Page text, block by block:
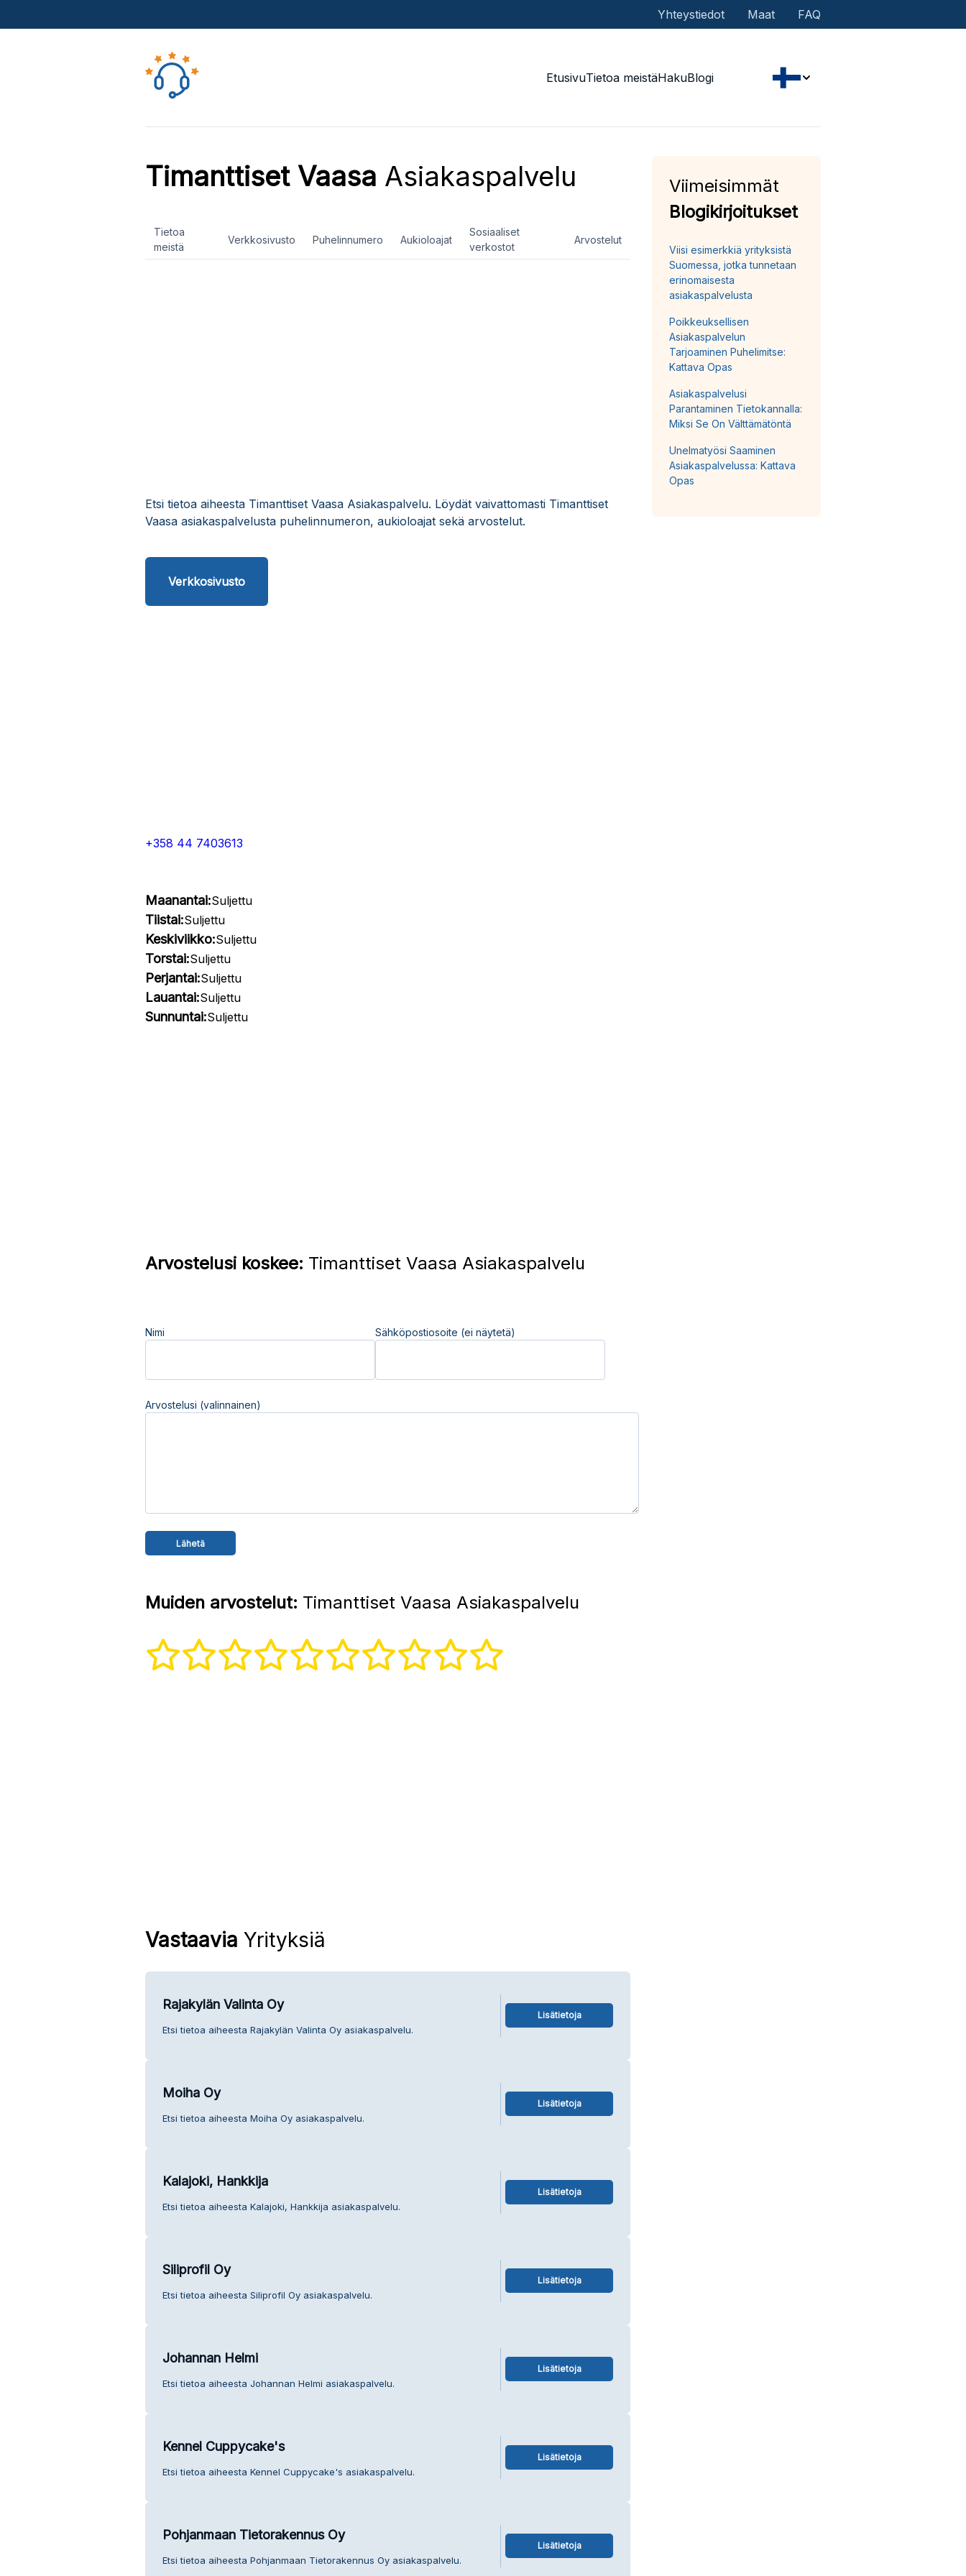
Yhteystiedot Maat FAQ
EtusivuTietoa meistäHakuBlogi
Timanttiset Vaasa Asiakaspalvelu
Tietoa
meistä
Verkkosivusto Puhelinnumero Aukioloajat
Sosiaaliset
verkostot
Arvostelut
Etsi tietoa aiheesta Timanttiset Vaasa Asiakaspalvelu. Löydät vaivattomasti Timanttiset
Vaasa asiakaspalvelusta puhelinnumeron, aukioloajat sekä arvostelut.
Verkkosivusto
+358 44 7403613
Maanantai:Suljettu
Tiistai:Suljettu
Keskiviikko:Suljettu
Torstai:Suljettu
Perjantai:Suljettu
Lauantai:Suljettu
Sunnuntai:Suljettu
Arvostelusi koskee: Timanttiset Vaasa Asiakaspalvelu
Nimi Sähköpostiosoite (ei näytetä)
Arvostelusi (valinnainen)
Muiden arvostelut: Timanttiset Vaasa Asiakaspalvelu
Vastaavia Yrityksiä
Rajakylän Valinta Oy
Etsi tietoa aiheesta Rajakylän Valinta Oy asiakaspalvelu.
Lisätietoja
Moiha Oy
Etsi tietoa aiheesta Moiha Oy asiakaspalvelu.
Lisätietoja
Kalajoki, Hankkija
Etsi tietoa aiheesta Kalajoki, Hankkija asiakaspalvelu.
Lisätietoja
Siliprofil Oy
Etsi tietoa aiheesta Siliprofil Oy asiakaspalvelu.
Lisätietoja
Johannan Helmi
Etsi tietoa aiheesta Johannan Helmi asiakaspalvelu.
Lisätietoja
Kennel Cuppycake's
Etsi tietoa aiheesta Kennel Cuppycake's asiakaspalvelu.
Lisätietoja
Pohjanmaan Tietorakennus Oy
Etsi tietoa aiheesta Pohjanmaan Tietorakennus Oy asiakaspalvelu.
Lisätietoja
Viimeisimmät
Blogikirjoitukset
Viisi esimerkkiä yrityksistä
Suomessa, jotka tunnetaan
erinomaisesta
asiakaspalvelusta
Poikkeuksellisen
Asiakaspalvelun
Tarjoaminen Puhelimitse:
Kattava Opas
Asiakaspalvelusi
Parantaminen Tietokannalla:
Miksi Se On Välttämätöntä
Unelmatyösi Saaminen
Asiakaspalvelussa: Kattava
Opas